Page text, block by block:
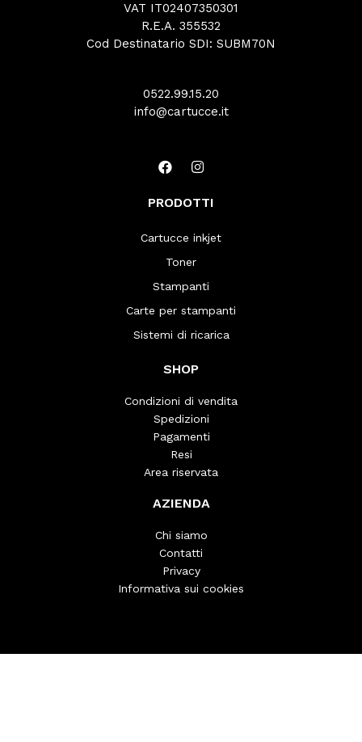
VAT IT02407350301
R.E.A. 355532
Cod Destinatario SDI: SUBM70N
0522.99.15.20
info@cartucce.it
PRODOTTI
Cartucce inkjet
Toner
Stampanti
Carte per stampanti
Sistemi di ricarica
SHOP
Condizioni di vendita
Spedizioni
Pagamenti
Resi
Area riservata
AZIENDA
Chi siamo
Contatti
Privacy
Informativa sui cookies